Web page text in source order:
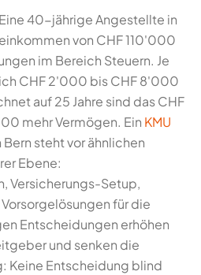
40-jährige Angestellte in
von CHF 110'000
im Bereich Steuern. Je
CHF 2'000 bis CHF 8'000
auf 25 Jahre sind das CHF
mehr Vermögen. Ein KMU
steht vor ähnlichen
Ebene:
Versicherungs-Setup,
für die
Entscheidungen erhöhen
und senken die
Keine Entscheidung blind